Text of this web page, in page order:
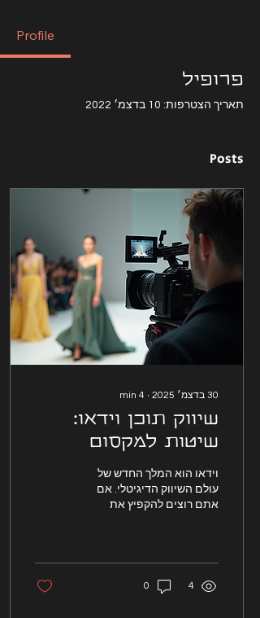
Profile
פרופיל
תאריך הצטרפות: 10 בדצמ׳ 2022
Posts
30 בדצמ׳ 2025 ∙
4
min
שיווק תוכן וידאו:
שיטות למקסום
חשיפה עם תוכן
וידאו
וידאו הוא המלך החדש של
עולם השיווק הדיגיטלי. אם
אתם רוצים להקפיץ את
4
0